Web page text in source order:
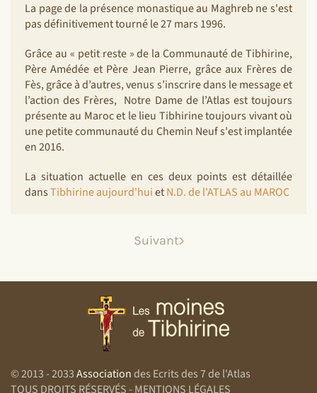
La page de la présence monastique au Maghreb ne s'est
pas définitivement tourné le 27 mars 1996.
Grâce au « petit reste » de la Communauté de Tibhirine,
Père Amédée et Père Jean Pierre, grâce aux Frères de
Fès, grâce à d’autres, venus s’inscrire dans le message et
l’action des Frères, Notre Dame de l’Atlas est toujours
présente au Maroc et le lieu Tibhirine toujours vivant où
une petite communauté du Chemin Neuf s'est implantée
en 2016.
La situation actuelle en ces deux points est détaillée
dansTibhirine aujourd'huietN.D. de l'ATLAS au MAROC
Suivant
© 2013 - 2033Associationdes Ecrits des 7 de l'Atlas
TOUS DROITS RÉSERVÉS - MENTIONS LÉGALES